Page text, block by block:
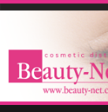
Beauty-
cosmetic